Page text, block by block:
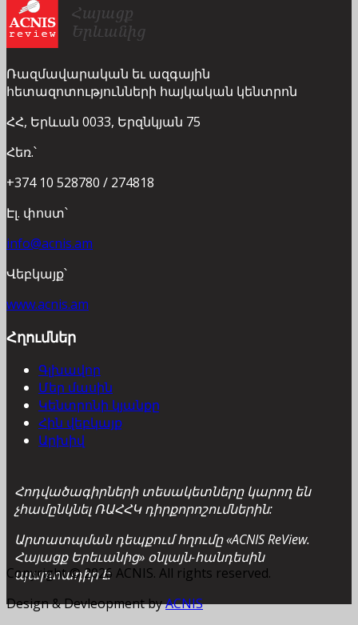
Ռազմավարական եւ ազգային
հետազոտությունների հայկական կենտրոն
ՀՀ, Երևան 0033, Երզնկյան 75
Հեռ.՝
+374 10 528780 / 274818
Էլ. փոստ՝
info@acnis.am
Վեբկայք՝
www.acnis.am
Հղումներ
Գլխավոր
Մեր մասին
Կենտրոնի կյանքը
Հին վեբկայք
Արխիվ
Հոդվածագիրների տեսակետները կարող են
չհամընկնել ՌԱՀՀԿ դիրքորոշումներին:
Արտատպման դեպքում հղումը «ACNIS ReView.
Հայացք Երեւանից» օնլայն-հանդեսին
պարտադիր է:
Copyright © 2026 ACNIS. All rights reserved.
Design & Devleopment byACNIS